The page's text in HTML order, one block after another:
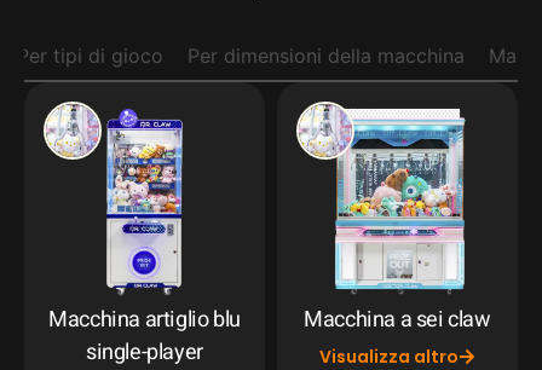
Per tipi di gioco Per dimensioni della macchina
Macchina artiglio blu
single-player
Macchina a sei claw
Visualizza altro